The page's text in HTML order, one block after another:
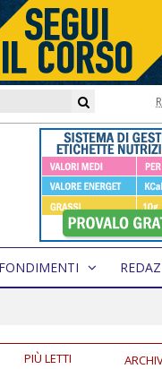
PIÙ LETTI